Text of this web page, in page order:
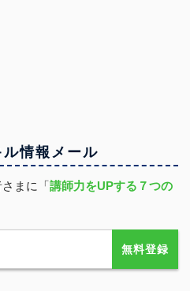
ル情報 メール
まに「講師力をUPする７つの
無料登録